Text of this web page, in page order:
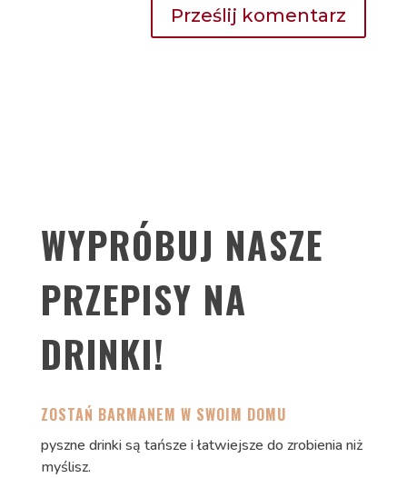
Prześlij komentarz
WYPRÓBUJ NASZE
PRZEPISY NA
DRINKI!
ZOSTAŃ BARMANEM W SWOIM DOMU
pyszne drinki są tańsze i łatwiejsze do zrobienia niż
myślisz.